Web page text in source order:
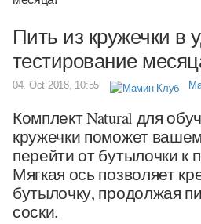
Пить из кружечки в
тестирование
04. Oct 2018, 10:55
Комплект Natural для
кружечки поможет
перейти от бутылочки к
Мягкая ось позволяет
бутылочку, продолжая
соски.